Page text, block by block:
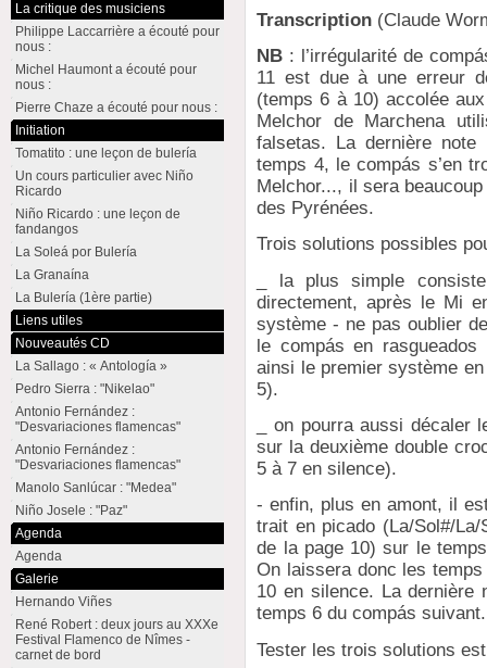
Transcription (Claude
NB : l’irrégularité de
11 est due à une erreur
(temps 6 à 10) accolée
Melchor de Marchena
falsetas. La dernière
temps 4, le compás s’en
Melchor..., il sera
des Pyrénées.
Trois solutions possibles
_ la plus simple
directement, après le Mi
système - ne pas oublier
le compás en
ainsi le premier système
5).
_ on pourra aussi décaler
sur la deuxième double
5 à 7 en silence).
- enfin, plus en amont, il
trait en picado (La/Sol#/
de la page 10) sur le
On laissera donc les
10 en silence. La
temps 6 du compás suivant.
Tester les trois solutions
La critique des musiciens
Philippe Laccarrière a écouté pour
nous :
Michel Haumont a écouté pour
nous :
Pierre Chaze a écouté pour nous :
Initiation
Tomatito : une leçon de bulería
Un cours particulier avec Niño
Ricardo
Niño Ricardo : une leçon de
fandangos
La Soleá por Bulería
La Granaína
La Bulería (1ère partie)
Liens utiles
Nouveautés CD
La Sallago : « Antología »
Pedro Sierra : "Nikelao"
Antonio Fernández :
"Desvariaciones flamencas"
Antonio Fernández :
"Desvariaciones flamencas"
Manolo Sanlúcar : "Medea"
Niño Josele : "Paz"
Agenda
Agenda
Galerie
Hernando Viñes
René Robert : deux jours au XXXe
Festival Flamenco de Nîmes -
carnet de bord